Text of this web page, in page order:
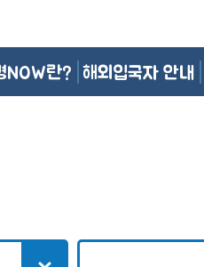
NOW란? 해외입국자 안내